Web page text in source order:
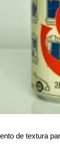
de textura